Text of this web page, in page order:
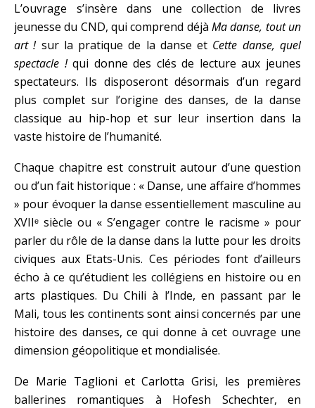
L’ouvrage s’insère dans une collection de livres
jeunesse du CND, qui comprend déjà Ma danse, tout un
art !sur la pratique de la danse et Cette danse, quel
spectacle !qui donne des clés de lecture aux jeunes
spectateurs. Ils disposeront désormais d’un regard
plus complet sur l’origine des danses, de la danse
classique au hip-hop et sur leur insertion dans la
vaste histoire de l’humanité.
Chaque chapitre est construit autour d’une question
ou d’un fait historique : « Danse, une affaire d’hommes
» pour évoquer la danse essentiellement masculine au
XVIIᵉ siècle ou « S’engager contre le racisme » pour
parler du rôle de la danse dans la lutte pour les droits
civiques aux Etats-Unis. Ces périodes font d’ailleurs
écho à ce qu’étudient les collégiens en histoire ou en
arts plastiques. Du Chili à l’Inde, en passant par le
Mali, tous les continents sont ainsi concernés par une
histoire des danses, ce qui donne à cet ouvrage une
dimension géopolitique et mondialisée.
De Marie Taglioni et Carlotta Grisi, les premières
ballerines romantiques à Hofesh Schechter, en